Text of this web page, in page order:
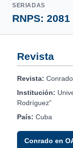
SERIADAS
RNPS: 2081
Revista
Revista: Conrado
Institución:
Rodríguez”
País: Cuba
Conrado en